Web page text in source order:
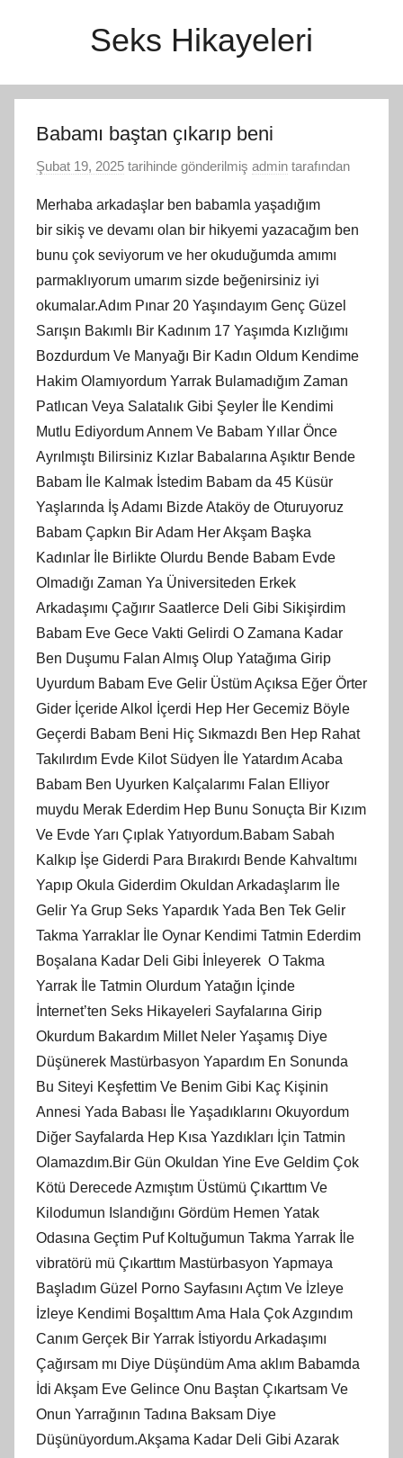
Seks Hikayeleri
Babamı baştan çıkarıp beni
Şubat 19, 2025 tarihinde gönderilmiş admin tarafından
Merhaba arkadaşlar ben babamla yaşadığım
bir sikiş ve devamı olan bir hikyemi yazacağım ben
bunu çok seviyorum ve her okuduğumda amımı
parmaklıyorum umarım sizde beğenirsiniz iyi
okumalar.Adım Pınar 20 Yaşındayım Genç Güzel
Sarışın Bakımlı Bir Kadınım 17 Yaşımda Kızlığımı
Bozdurdum Ve Manyağı Bir Kadın Oldum Kendime
Hakim Olamıyordum Yarrak Bulamadığım Zaman
Patlıcan Veya Salatalık Gibi Şeyler İle Kendimi
Mutlu Ediyordum Annem Ve Babam Yıllar Önce
Ayrılmıştı Bilirsiniz Kızlar Babalarına Aşıktır Bende
Babam İle Kalmak İstedim Babam da 45 Küsür
Yaşlarında İş Adamı Bizde Ataköy de Oturuyoruz
Babam Çapkın Bir Adam Her Akşam Başka
Kadınlar İle Birlikte Olurdu Bende Babam Evde
Olmadığı Zaman Ya Üniversiteden Erkek
Arkadaşımı Çağırır Saatlerce Deli Gibi Sikişirdim
Babam Eve Gece Vakti Gelirdi O Zamana Kadar
Ben Duşumu Falan Almış Olup Yatağıma Girip
Uyurdum Babam Eve Gelir Üstüm Açıksa Eğer Örter
Gider İçeride Alkol İçerdi Hep Her Gecemiz Böyle
Geçerdi Babam Beni Hiç Sıkmazdı Ben Hep Rahat
Takılırdım Evde Kilot Südyen İle Yatardım Acaba
Babam Ben Uyurken Kalçalarımı Falan Elliyor
muydu Merak Ederdim Hep Bunu Sonuçta Bir Kızım
Ve Evde Yarı Çıplak Yatıyordum.Babam Sabah
Kalkıp İşe Giderdi Para Bırakırdı Bende Kahvaltımı
Yapıp Okula Giderdim Okuldan Arkadaşlarım İle
Gelir Ya Grup Seks Yapardık Yada Ben Tek Gelir
Takma Yarraklar İle Oynar Kendimi Tatmin Ederdim
Boşalana Kadar Deli Gibi İnleyerek O Takma
Yarrak İle Tatmin Olurdum Yatağın İçinde
İnternet’ten Seks Hikayeleri Sayfalarına Girip
Okurdum Bakardım Millet Neler Yaşamış Diye
Düşünerek Mastürbasyon Yapardım En Sonunda
Bu Siteyi Keşfettim Ve Benim Gibi Kaç Kişinin
Annesi Yada Babası İle Yaşadıklarını Okuyordum
Diğer Sayfalarda Hep Kısa Yazdıkları İçin Tatmin
Olamazdım.Bir Gün Okuldan Yine Eve Geldim Çok
Kötü Derecede Azmıştım Üstümü Çıkarttım Ve
Kilodumun Islandığını Gördüm Hemen Yatak
Odasına Geçtim Puf Koltuğumun Takma Yarrak İle
vibratörü mü Çıkarttım Mastürbasyon Yapmaya
Başladım Güzel Porno Sayfasını Açtım Ve İzleye
İzleye Kendimi Boşalttım Ama Hala Çok Azgındım
Canım Gerçek Bir Yarrak İstiyordu Arkadaşımı
Çağırsam mı Diye Düşündüm Ama aklım Babamda
İdi Akşam Eve Gelince Onu Baştan Çıkartsam Ve
Onun Yarrağının Tadına Baksam Diye
Düşünüyordum.Akşama Kadar Deli Gibi Azarak